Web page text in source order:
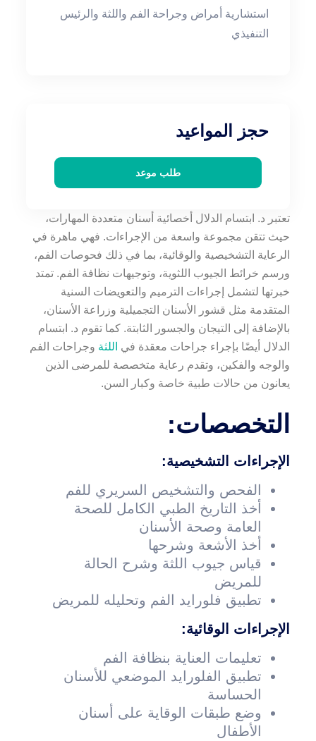
استشارية أمراض وجراحة الفم واللثة والرئيس
التنفيذي
حجز المواعيد
طلب موعد
تعتبر د. ابتسام الدلال أخصائية أسنان متعددة المهارات،
حيث تتقن مجموعة واسعة من الإجراءات. فهي ماهرة في
الرعاية التشخيصية والوقائية، بما في ذلك فحوصات الفم،
ورسم خرائط الجيوب اللثوية، وتوجيهات نظافة الفم. تمتد
خبرتها لتشمل إجراءات الترميم والتعويضات السنية
المتقدمة مثل قشور الأسنان التجميلية وزراعة الأسنان،
بالإضافة إلى التيجان والجسور الثابتة. كما تقوم د. ابتسام
الدلال أيضًا بإجراء جراحات معقدة في اللثة وجراحات الفم
والوجه والفكين، وتقدم رعاية متخصصة للمرضى الذين
يعانون من حالات طبية خاصة وكبار السن.
التخصصات:
الإجراءات التشخيصية:
الفحص والتشخيص السريري للفم
أخذ التاريخ الطبي الكامل للصحة
العامة وصحة الأسنان
أخذ الأشعة وشرحها
قياس جيوب اللثة وشرح الحالة
للمريض
تطبيق فلورايد الفم وتحليله للمريض
الإجراءات الوقائية:
تعليمات العناية بنظافة الفم
تطبيق الفلورايد الموضعي للأسنان
الحساسة
وضع طبقات الوقاية على أسنان
الأطفال